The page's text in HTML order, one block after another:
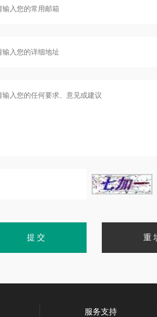
服务支持